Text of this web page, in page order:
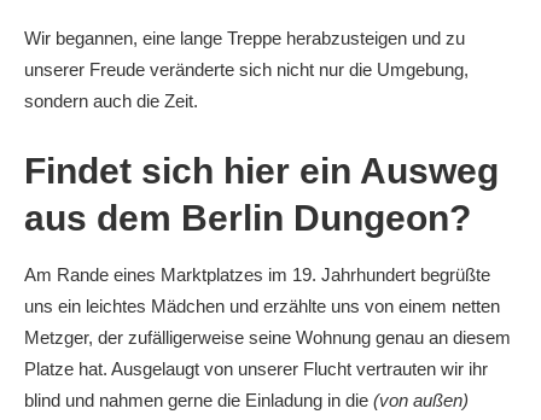
Wir begannen, eine lange Treppe herabzusteigen und zu
unserer Freude veränderte sich nicht nur die Umgebung,
sondern auch die Zeit.
Findet sich hier ein Ausweg
aus dem Berlin Dungeon?
Am Rande eines Marktplatzes im 19. Jahrhundert begrüßte
uns ein leichtes Mädchen und erzählte uns von einem netten
Metzger, der zufälligerweise seine Wohnung genau an diesem
Platze hat. Ausgelaugt von unserer Flucht vertrauten wir ihr
blind und nahmen gerne die Einladung in die (von außen)